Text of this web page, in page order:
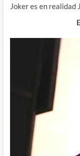
Joker es en realidad